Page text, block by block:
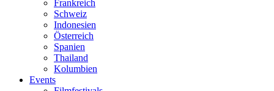
Frankreich
Schweiz
Indonesien
Österreich
Spanien
Thailand
Kolumbien
Events